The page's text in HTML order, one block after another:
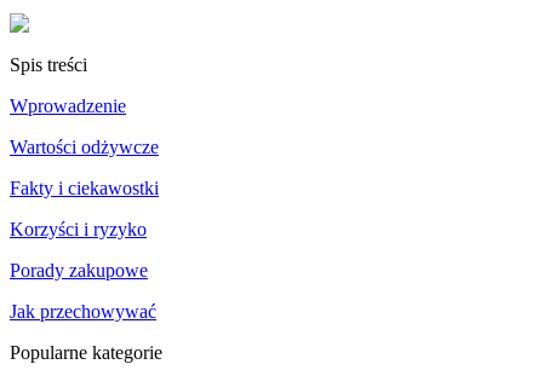
Spis treści
Wprowadzenie
Wartości odżywcze
Fakty i ciekawostki
Korzyści i ryzyko
Porady zakupowe
Jak przechowywać
Popularne kategorie